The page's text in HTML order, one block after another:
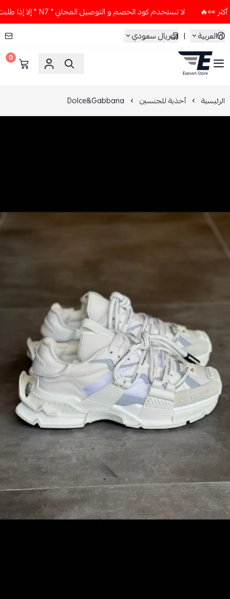
لا تستخدم كود الخصم و التوصيل المجاني " N7 " إلا إذا طلبت قطعتين أو أكثر 👀🔥
العربية
| ريال سعودي
ESEVEN STORE
0
الرئيسية أحذية للجنسين Dolce&Gabbana